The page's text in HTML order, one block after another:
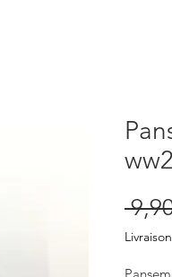
ww2
Livraison